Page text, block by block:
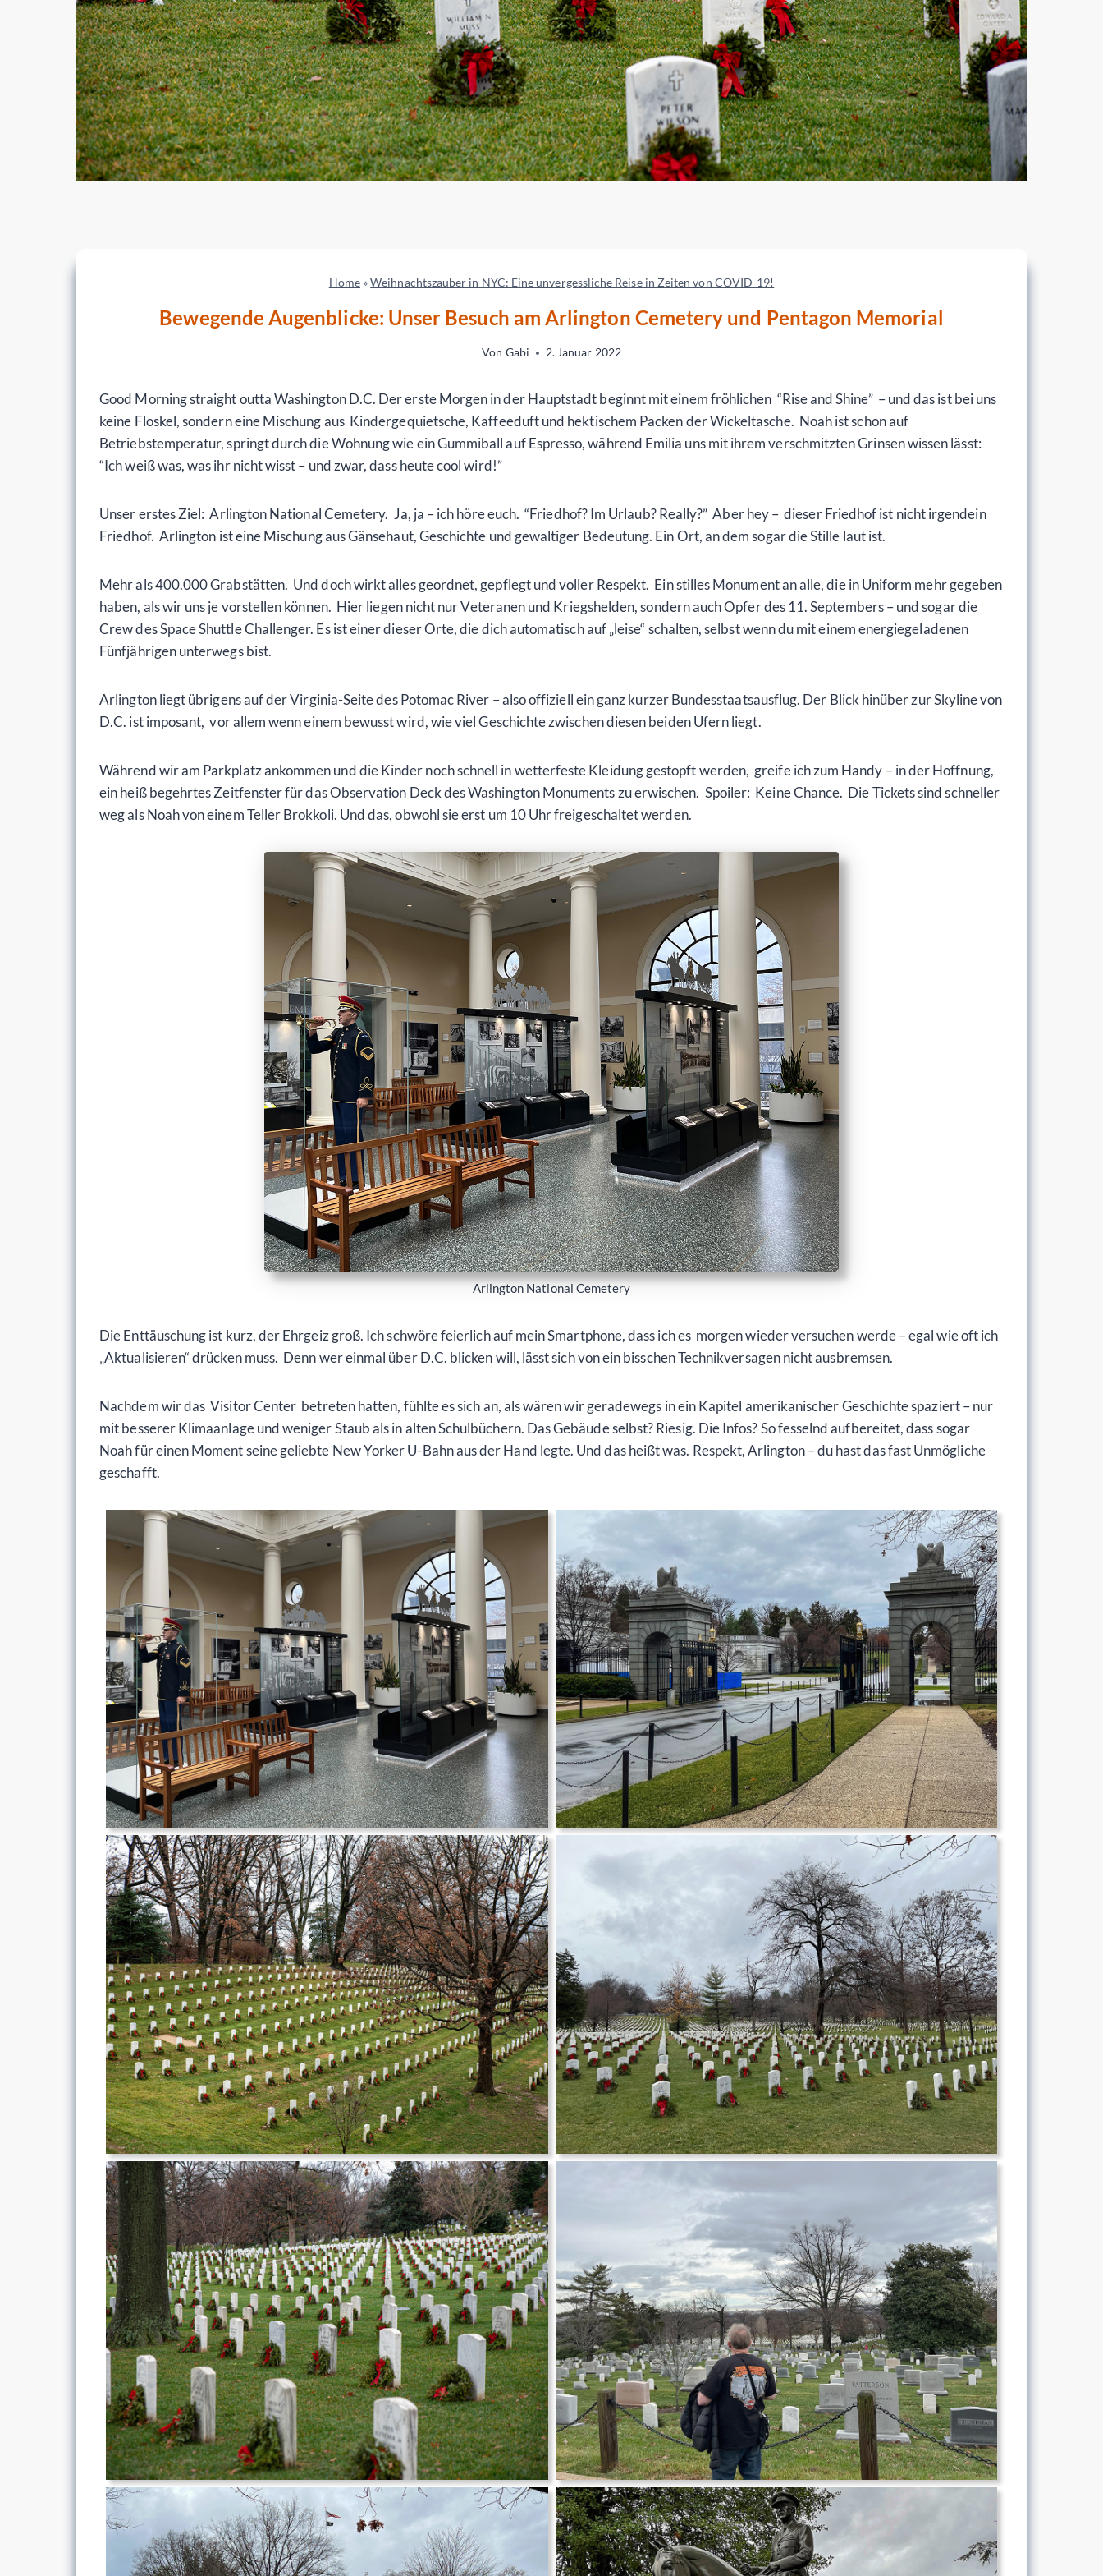
Home »Weihnachtszauber in NYC: Eine unvergessliche Reise in Zeiten von COVID-19!
Bewegende Augenblicke: Unser Besuch am Arlington Cemetery und Pentagon Memorial
Von Gabi 2. Januar 2022
Good Morning straight outta Washington D.C. Der erste Morgen in der Hauptstadt beginnt mit einem fröhlichen “Rise and Shine” – und das ist bei uns
keine Floskel, sondern eine Mischung aus Kindergequietsche, Kaffeeduft und hektischem Packen der Wickeltasche. Noah ist schon auf
Betriebstemperatur, springt durch die Wohnung wie ein Gummiball auf Espresso, während Emilia uns mit ihrem verschmitzten Grinsen wissen lässt:
“Ich weiß was, was ihr nicht wisst – und zwar, dass heute cool wird!”
Unser erstes Ziel: Arlington National Cemetery. Ja, ja – ich höre euch. “Friedhof? Im Urlaub? Really?” Aber hey – dieser Friedhof ist nicht irgendein
Friedhof. Arlington ist eine Mischung aus Gänsehaut, Geschichte und gewaltiger Bedeutung. Ein Ort, an dem sogar die Stille laut ist.
Mehr als 400.000 Grabstätten. Und doch wirkt alles geordnet, gepflegt und voller Respekt. Ein stilles Monument an alle, die in Uniform mehr gegeben
haben, als wir uns je vorstellen können. Hier liegen nicht nur Veteranen und Kriegshelden, sondern auch Opfer des 11. Septembers – und sogar die
Crew des Space Shuttle Challenger. Es ist einer dieser Orte, die dich automatisch auf „leise“ schalten, selbst wenn du mit einem energiegeladenen
Fünfjährigen unterwegs bist.
Arlington liegt übrigens auf der Virginia-Seite des Potomac River – also offiziell ein ganz kurzer Bundesstaatsausflug. Der Blick hinüber zur Skyline von
D.C. ist imposant, vor allem wenn einem bewusst wird, wie viel Geschichte zwischen diesen beiden Ufern liegt.
Während wir am Parkplatz ankommen und die Kinder noch schnell in wetterfeste Kleidung gestopft werden, greife ich zum Handy – in der Hoffnung,
ein heiß begehrtes Zeitfenster für das Observation Deck des Washington Monuments zu erwischen. Spoiler: Keine Chance. Die Tickets sind schneller
weg als Noah von einem Teller Brokkoli. Und das, obwohl sie erst um 10 Uhr freigeschaltet werden.
Arlington National Cemetery
Die Enttäuschung ist kurz, der Ehrgeiz groß. Ich schwöre feierlich auf mein Smartphone, dass ich es morgen wieder versuchen werde – egal wie oft ich
„Aktualisieren“ drücken muss. Denn wer einmal über D.C. blicken will, lässt sich von ein bisschen Technikversagen nicht ausbremsen.
Nachdem wir das Visitor Center betreten hatten, fühlte es sich an, als wären wir geradewegs in ein Kapitel amerikanischer Geschichte spaziert – nur
mit besserer Klimaanlage und weniger Staub als in alten Schulbüchern. Das Gebäude selbst? Riesig. Die Infos? So fesselnd aufbereitet, dass sogar
Noah für einen Moment seine geliebte New Yorker U-Bahn aus der Hand legte. Und das heißt was. Respekt, Arlington – du hast das fast Unmögliche
geschafft.